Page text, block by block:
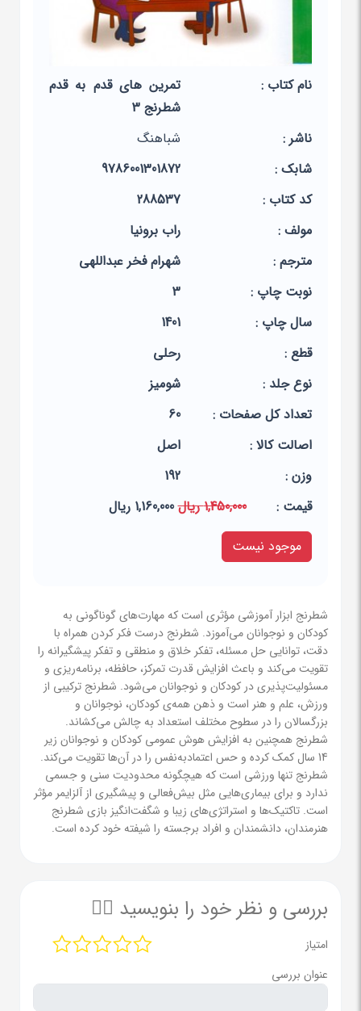
نام کتاب :
تمرین های قدم به قدم
شطرنج 3
ناشر :
شباهنگ
شابک :
9786001301872
کد کتاب :
288537
مولف :
راب برونیا
مترجم :
شهرام فخر عبداللهی
نوبت چاپ :
3
سال چاپ :
1401
قطع :
رحلی
نوع جلد :
شومیز
تعداد کل صفحات :
60
اصالت کالا :
اصل
وزن :
192
قيمت :
1,450,000 ریال
1,160,000 ریال
موجود نیست
شطرنج ابزار آموزشی مؤثری است که مهارت‌های گوناگونی به
کودکان و نوجوانان می‌آموزد. شطرنج درست فکر کردن همراه با
دقت، توانایی حل مسئله، تفکر خلاق و منطقی و تفکر پیشگیرانه را
تقویت می‌کند و باعث افزایش قدرت تمرکز، حافظه، برنامه‌ریزی و
مسئولیت‌پذیری در کودکان و نوجوانان می‌شود. شطرنج ترکیبی از
ورزش، علم و هنر است و ذهن همه‌ی کودکان، نوجوانان و
بزرگسالان را در سطوح مختلف استعداد به چالش می‌کشاند.
شطرنج همچنین به افزایش هوش عمومی کودکان و نوجوانان زیر
14 سال کمک کرده و حس اعتمادبه‌نفس را در آن‌ها تقویت می‌کند.
شطرنج تنها ورزشی است که هیچگونه محدودیت سنی و جسمی
ندارد و برای بیماری‌هایی مثل بیش‌فعالی و پیشگیری از آلزایمر مؤثر
است. تاکتیک‌ها و استراتژی‌های زیبا و شگفت‌انگیز بازی شطرنج
هنرمندان‌، دانشمندان و افراد برجسته را شیفته خود کرده است.
بررسی و نظر خود را بنویسید ✍🏻
امتیاز
عنوان بررسی